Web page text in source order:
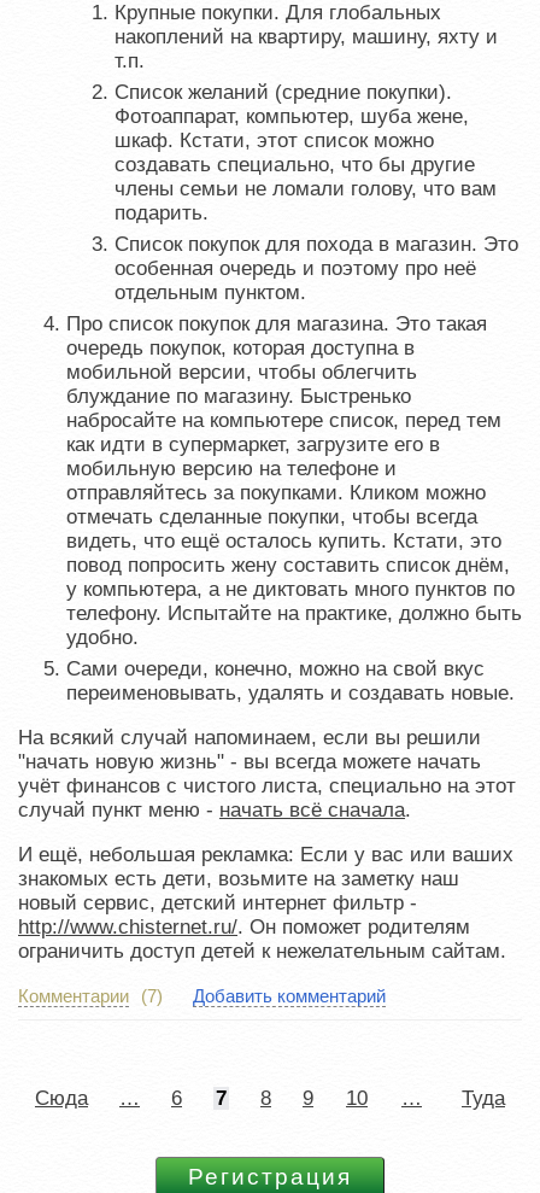
Крупные покупки. Для глобальных
накоплений на квартиру, машину, яхту и
т.п.
Список желаний (средние покупки).
Фотоаппарат, компьютер, шуба жене,
шкаф. Кстати, этот список можно
создавать специально, что бы другие
члены семьи не ломали голову, что вам
подарить.
Список покупок для похода в магазин. Это
особенная очередь и поэтому про неё
отдельным пунктом.
Про список покупок для магазина. Это такая
очередь покупок, которая доступна в
мобильной версии, чтобы облегчить
блуждание по магазину. Быстренько
набросайте на компьютере список, перед тем
как идти в супермаркет, загрузите его в
мобильную версию на телефоне и
отправляйтесь за покупками. Кликом можно
отмечать сделанные покупки, чтобы всегда
видеть, что ещё осталось купить. Кстати, это
повод попросить жену составить список днём,
у компьютера, а не диктовать много пунктов по
телефону. Испытайте на практике, должно быть
удобно.
Сами очереди, конечно, можно на свой вкус
переименовывать, удалять и создавать новые.
На всякий случай напоминаем, если вы решили
"начать новую жизнь" - вы всегда можете начать
учёт финансов с чистого листа, специально на этот
случай пункт меню - начать всё сначала.
И ещё, небольшая рекламка: Если у вас или ваших
знакомых есть дети, возьмите на заметку наш
новый сервис, детский интернет фильтр -
http://www.chisternet.ru/. Он поможет родителям
ограничить доступ детей к нежелательным сайтам.
Комментарии (7) Добавить комментарий
Сюда … 6 7 8 9 10 … Туда